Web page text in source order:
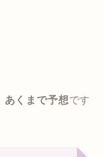
あくまで予想です